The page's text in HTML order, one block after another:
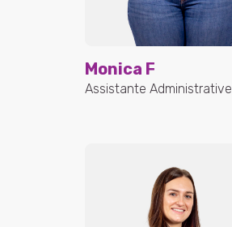
Monica F
Assistante Administrative